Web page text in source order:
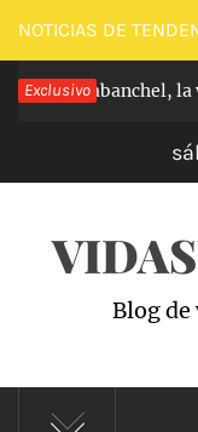
Saltar
al
contenido
NOTICIAS DE
Exclusivo
de Carabanchel, la
Blog